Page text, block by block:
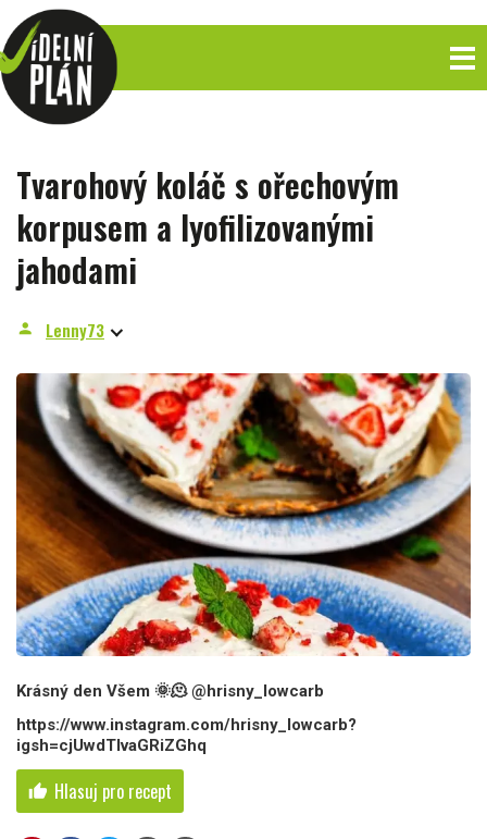
Tvarohový koláč s ořechovým
korpusem a lyofilizovanými
jahodami
person Lenny73
Krásný den Všem 🌞🫠 @hrisny_lowcarb
https://www.instagram.com/hrisny_lowcarb?
igsh=cjUwdTlvaGRiZGhq
thumb_up Hlasuj pro recept